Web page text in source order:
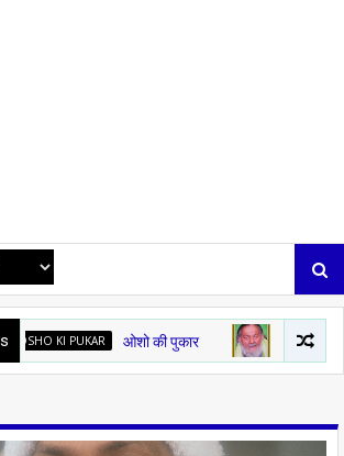
PUKAR ओशो की पुकार GURUDEV KE